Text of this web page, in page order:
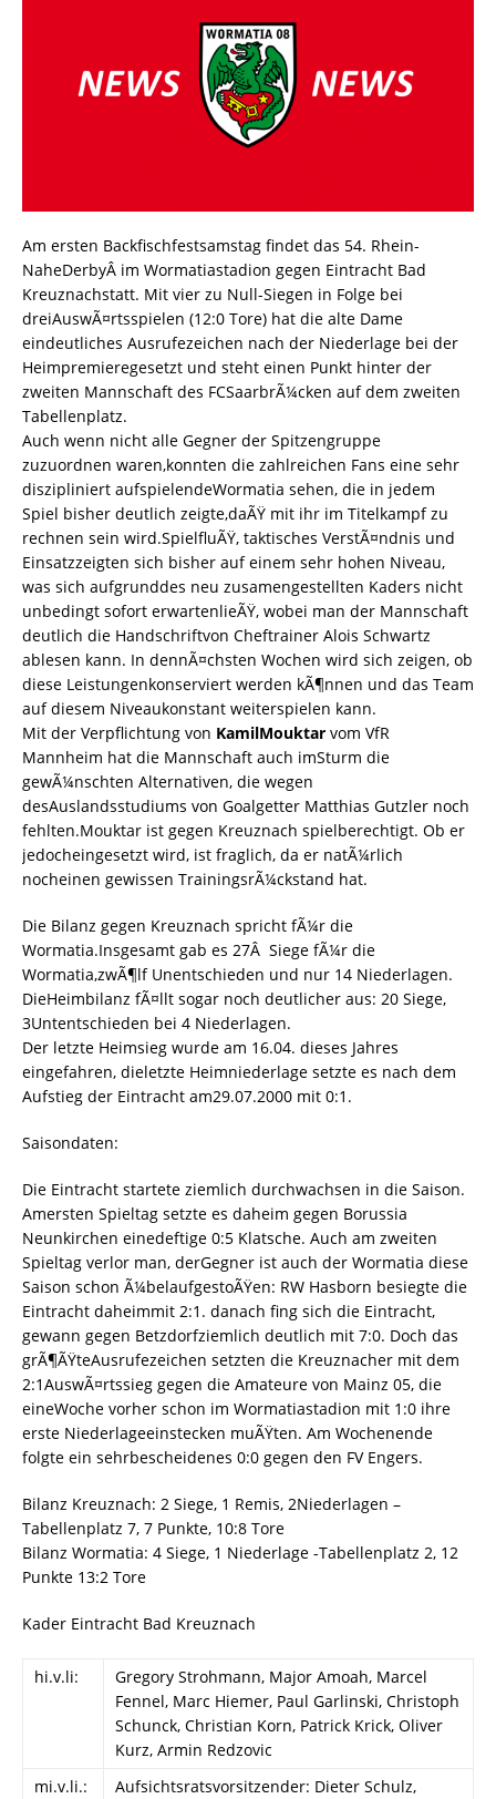
Am ersten Backfischfestsamstag findet das 54. Rhein-
NaheDerbyÂ im Wormatiastadion gegen Eintracht Bad
Kreuznachstatt. Mit vier zu Null-Siegen in Folge bei
dreiAuswÃ¤rtsspielen (12:0 Tore) hat die alte Dame
eindeutliches Ausrufezeichen nach der Niederlage bei der
Heimpremieregesetzt und steht einen Punkt hinter der
zweiten Mannschaft des FCSaarbrÃ¼cken auf dem zweiten
Tabellenplatz.
Auch wenn nicht alle Gegner der Spitzengruppe
zuzuordnen waren,konnten die zahlreichen Fans eine sehr
diszipliniert aufspielendeWormatia sehen, die in jedem
Spiel bisher deutlich zeigte,daÃŸ mit ihr im Titelkampf zu
rechnen sein wird.SpielfluÃŸ, taktisches VerstÃ¤ndnis und
Einsatzzeigten sich bisher auf einem sehr hohen Niveau,
was sich aufgrunddes neu zusamengestellten Kaders nicht
unbedingt sofort erwartenlieÃŸ, wobei man der Mannschaft
deutlich die Handschriftvon Cheftrainer Alois Schwartz
ablesen kann. In dennÃ¤chsten Wochen wird sich zeigen, ob
diese Leistungenkonserviert werden kÃ¶nnen und das Team
auf diesem Niveaukonstant weiterspielen kann.
Mit der Verpflichtung von KamilMouktar vom VfR
Mannheim hat die Mannschaft auch imSturm die
gewÃ¼nschten Alternativen, die wegen
desAuslandsstudiums von Goalgetter Matthias Gutzler noch
fehlten.Mouktar ist gegen Kreuznach spielberechtigt. Ob er
jedocheingesetzt wird, ist fraglich, da er natÃ¼rlich
nocheinen gewissen TrainingsrÃ¼ckstand hat.
Die Bilanz gegen Kreuznach spricht fÃ¼r die
Wormatia.Insgesamt gab es 27Â Siege fÃ¼r die
Wormatia,zwÃ¶lf Unentschieden und nur 14 Niederlagen.
DieHeimbilanz fÃ¤llt sogar noch deutlicher aus: 20 Siege,
3Untentschieden bei 4 Niederlagen.
Der letzte Heimsieg wurde am 16.04. dieses Jahres
eingefahren, dieletzte Heimniederlage setzte es nach dem
Aufstieg der Eintracht am29.07.2000 mit 0:1.
Saisondaten:
Die Eintracht startete ziemlich durchwachsen in die Saison.
Amersten Spieltag setzte es daheim gegen Borussia
Neunkirchen einedeftige 0:5 Klatsche. Auch am zweiten
Spieltag verlor man, derGegner ist auch der Wormatia diese
Saison schon Ã¼belaufgestoÃŸen: RW Hasborn besiegte die
Eintracht daheimmit 2:1. danach fing sich die Eintracht,
gewann gegen Betzdorfziemlich deutlich mit 7:0. Doch das
grÃ¶ÃŸteAusrufezeichen setzten die Kreuznacher mit dem
2:1AuswÃ¤rtssieg gegen die Amateure von Mainz 05, die
eineWoche vorher schon im Wormatiastadion mit 1:0 ihre
erste Niederlageeinstecken muÃŸten. Am Wochenende
folgte ein sehrbescheidenes 0:0 gegen den FV Engers.
Bilanz Kreuznach: 2 Siege, 1 Remis, 2Niederlagen –
Tabellenplatz 7, 7 Punkte, 10:8 Tore
Bilanz Wormatia: 4 Siege, 1 Niederlage -Tabellenplatz 2, 12
Punkte 13:2 Tore
Kader Eintracht Bad Kreuznach
hi.v.li:
Gregory Strohmann, Major Amoah, Marcel
Fennel, Marc Hiemer, Paul Garlinski, Christoph
Schunck, Christian Korn, Patrick Krick, Oliver
Kurz, Armin Redzovic
mi.v.li.:
Aufsichtsratsvorsitzender: Dieter Schulz,